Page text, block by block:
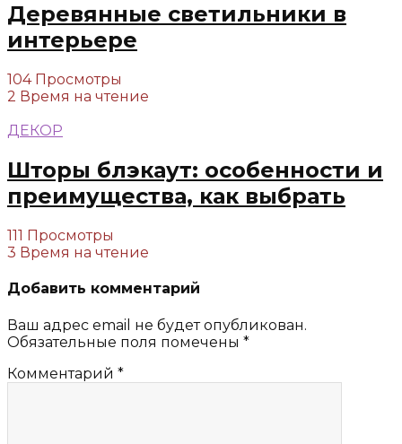
Деревянные светильники в
интерьере
104 Просмотры
2 Время на чтение
ДЕКОР
Шторы блэкаут: особенности и
преимущества, как выбрать
111 Просмотры
3 Время на чтение
Добавить комментарий
Ваш адрес email не будет опубликован.
Обязательные поля помечены *
Комментарий *